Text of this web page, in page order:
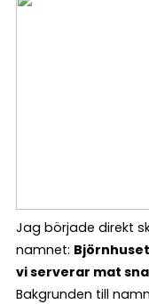
Jag började direkt
namnet:
vi serverar mat
Bakgrunden till